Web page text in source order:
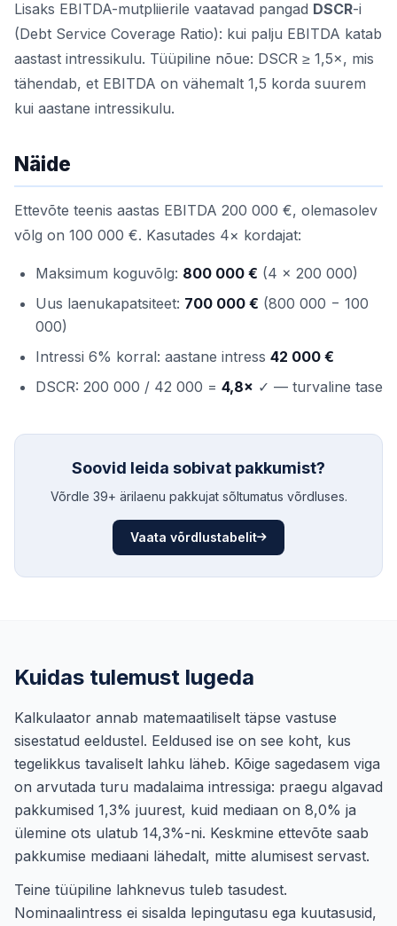
Lisaks EBITDA-mutpliierile vaatavad pangad DSCR-i
(Debt Service Coverage Ratio): kui palju EBITDA katab
aastast intressikulu. Tüüpiline nõue: DSCR ≥ 1,5×, mis
tähendab, et EBITDA on vähemalt 1,5 korda suurem
kui aastane intressikulu.
Näide
Ettevõte teenis aastas EBITDA 200 000 €, olemasolev
võlg on 100 000 €. Kasutades 4× kordajat:
Maksimum koguvõlg: 800 000 € (4 × 200 000)
Uus laenukapatsiteet: 700 000 € (800 000 − 100
000)
Intressi 6% korral: aastane intress 42 000 €
DSCR: 200 000 / 42 000 = 4,8× ✓ — turvaline tase
Soovid leida sobivat pakkumist?
Võrdle 39+ ärilaenu pakkujat sõltumatus võrdluses.
Vaata võrdlustabelit
Kuidas tulemust lugeda
Kalkulaator annab matemaatiliselt täpse vastuse
sisestatud eeldustel. Eeldused ise on see koht, kus
tegelikkus tavaliselt lahku läheb. Kõige sagedasem viga
on arvutada turu madalaima intressiga: praegu algavad
pakkumised 1,3% juurest, kuid mediaan on 8,0% ja
ülemine ots ulatub 14,3%-ni. Keskmine ettevõte saab
pakkumise mediaani lähedalt, mitte alumisest servast.
Teine tüüpiline lahknevus tuleb tasudest.
Nominaalintress ei sisalda lepingutasu ega kuutasusid,